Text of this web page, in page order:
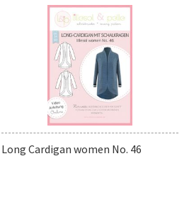
Long Cardigan women No. 46